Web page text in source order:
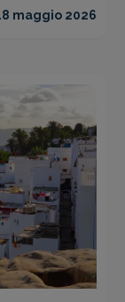
maggio 2026